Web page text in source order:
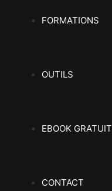
FORMATIONS
OUTILS
EBOOK GRATUIT
CONTACT